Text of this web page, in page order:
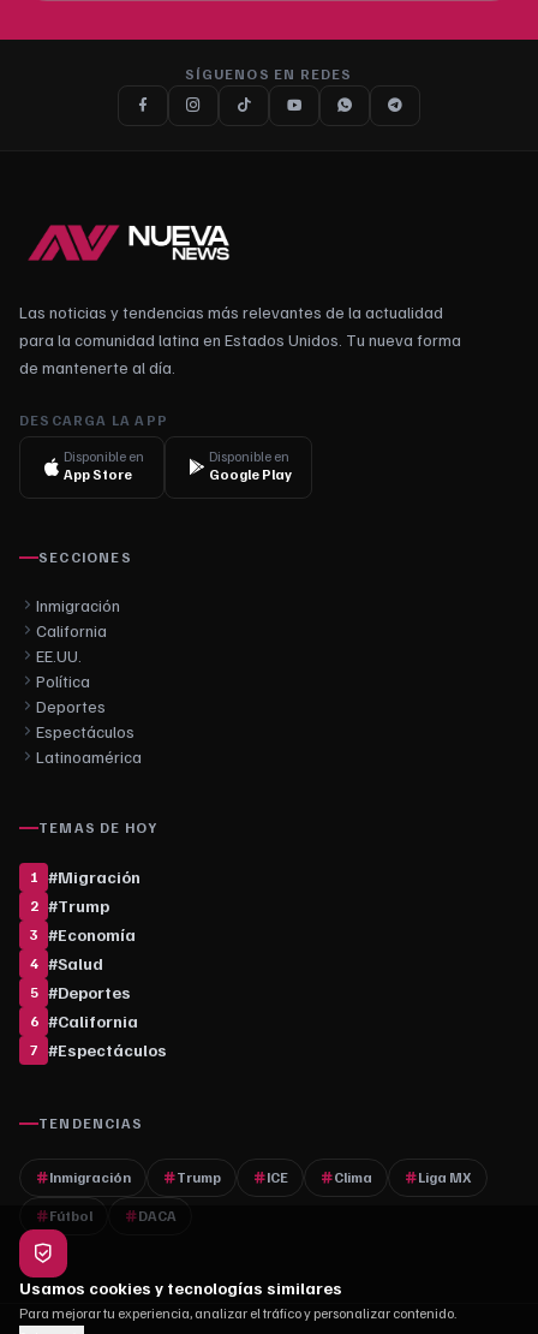
SÍGUENOS EN REDES
Las noticias y tendencias más relevantes de la actualidad
para la comunidad latina en Estados Unidos. Tu nueva forma
de mantenerte al día.
DESCARGA LA APP
Disponible en
App Store
Disponible en
Google Play
SECCIONES
Inmigración
California
EE.UU.
Política
Deportes
Espectáculos
Latinoamérica
TEMAS DE HOY
1 #Migración
2 #Trump
3 #Economía
4 #Salud
5 #Deportes
6 #California
7 #Espectáculos
TENDENCIAS
Inmigración Trump ICE Clima Liga MX
Fútbol DACA
Usamos cookies y tecnologías similares
Para mejorar tu experiencia, analizar el tráfico y personalizar contenido.